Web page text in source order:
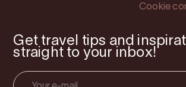
Cookie
Get travel tips and
straight to your inbox!